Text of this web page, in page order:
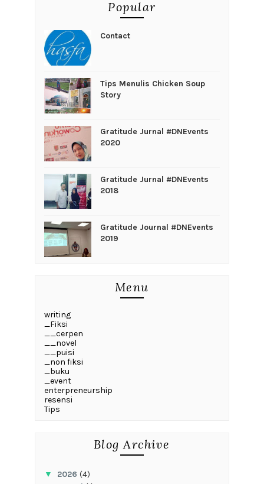
Popular
Contact
Tips Menulis Chicken Soup
Story
Gratitude Jurnal #DNEvents
2020
Gratitude Jurnal #DNEvents
2018
Gratitude Journal #DNEvents
2019
Menu
writing
_Fiksi
__cerpen
__novel
__puisi
_non fiksi
_buku
_event
enterpreneurship
resensi
Tips
Blog Archive
▼ 2026 (4)